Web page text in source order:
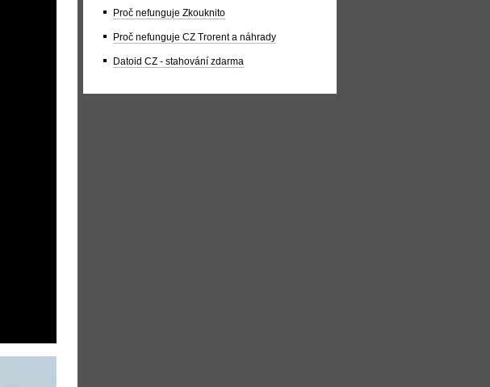
Proč nefunguje Zkouknito
Proč nefunguje CZ Trorent a náhrady
Datoid CZ - stahování zdarma